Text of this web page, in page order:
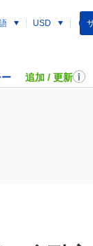
USD
ー 追加 / 更新